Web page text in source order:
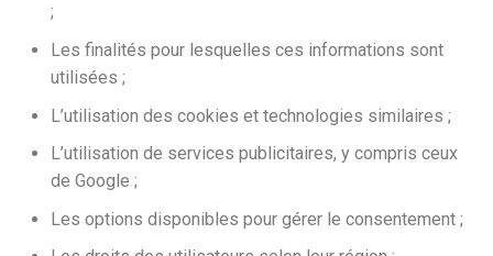
;
Les finalités pour lesquelles ces informations sont
utilisées ;
L’utilisation des cookies et technologies similaires ;
L’utilisation de services publicitaires, y compris ceux
de Google ;
Les options disponibles pour gérer le consentement ;